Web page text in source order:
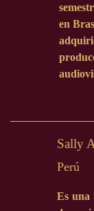
en
Sally
Perú
Es una